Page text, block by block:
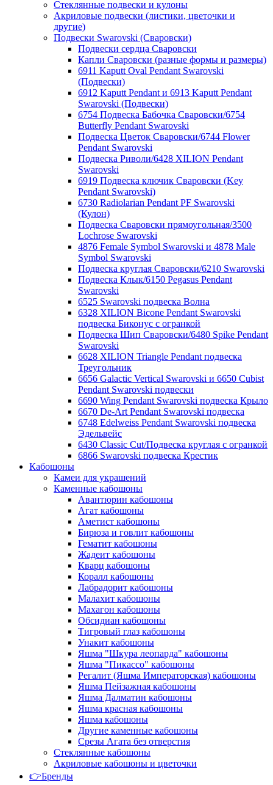
Стеклянные подвески и кулоны
Акриловые подвески (листики, цветочки и
другие)
Подвески Swarovski (Сваровски)
Подвески сердца Сваровски
Капли Сваровски (разные формы и размеры)
6911 Kaputt Oval Pendant Swarovski
(Подвески)
6912 Kaputt Pendant и 6913 Kaputt Pendant
Swarovski (Подвески)
6754 Подвеска Бабочка Сваровски/6754
Butterfly Pendant Swarovski
Подвеска Цветок Сваровски/6744 Flower
Pendant Swarovski
Подвеска Риволи/6428 XILION Pendant
Swarovski
6919 Подвеска ключик Сваровски (Key
Pendant Swarovski)
6730 Radiolarian Pendant PF Swarovski
(Кулон)
Подвеска Сваровски прямоугольная/3500
Lochrose Swarovski
4876 Female Symbol Swarovski и 4878 Male
Symbol Swarovski
Подвеска круглая Сваровски/6210 Swarovski
Подвеска Клык/6150 Pegasus Pendant
Swarovski
6525 Swarovski подвеска Волна
6328 XILION Bicone Pendant Swarovski
подвеска Биконус c огранкой
Подвеска Шип Сваровски/6480 Spike Pendant
Swarovski
6628 XILION Triangle Pendant подвеска
Треугольник
6656 Galactic Vertical Swarovski и 6650 Cubist
Pendant Swarovski подвески
6690 Wing Pendant Swarovski подвеска Крыло
6670 De-Art Pendant Swarovski подвеска
6748 Edelweiss Pendant Swarovski подвеска
Эдельвейс
6430 Classic Cut/Подвеска круглая с огранкой
6866 Swarovski подвеска Крестик
Кабошоны
Камеи для украшений
Каменные кабошоны
Авантюрин кабошоны
Агат кабошоны
Аметист кабошоны
Бирюза и говлит кабошоны
Гематит кабошоны
Жадеит кабошоны
Кварц кабошоны
Коралл кабошоны
Лабрадорит кабошоны
Малахит кабошоны
Махагон кабошоны
Обсидиан кабошоны
Тигровый глаз кабошоны
Унакит кабошоны
Яшма "Шкура леопарда" кабошоны
Яшма "Пикассо" кабошоны
Регалит (Яшма Императорская) кабошоны
Яшма Пейзажная кабошоны
Яшма Далматин кабошоны
Яшма красная кабошоны
Яшма кабошоны
Другие каменные кабошоны
Срезы Агата без отверстия
Стеклянные кабошоны
Акриловые кабошоны и цветочки
👉Бренды